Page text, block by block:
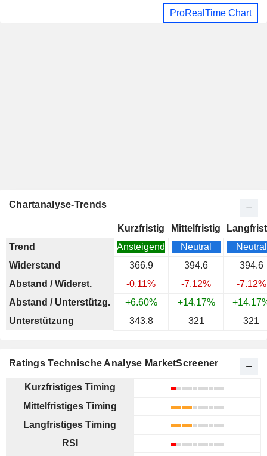
ProRealTime Chart
Chartanalyse-Trends
Kurzfristig Mittelfristig
Trend
Ansteigend Neutral
Neutral
Widerstand
366.9 394.6
394.6
Abstand / Widerst.
-0.11% -7.12%
-7.12%
Abstand / Unterstützg.
+6.60% +14.17%
Unterstützung
343.8 321 321
Ratings Technische Analyse MarketScreener
Kurzfristiges Timing
Mittelfristiges Timing
Langfristiges Timing
RSI